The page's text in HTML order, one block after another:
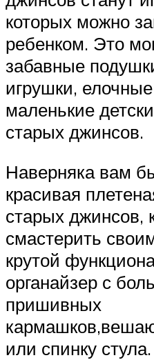
которых можно
ребенком. Это
забавные
игрушки,
маленькие
старых джинсов.
Наверняка вам
красивая
старых джинсов,
смастерить
крутой
органайзер с
пришивных
или спинку стула.